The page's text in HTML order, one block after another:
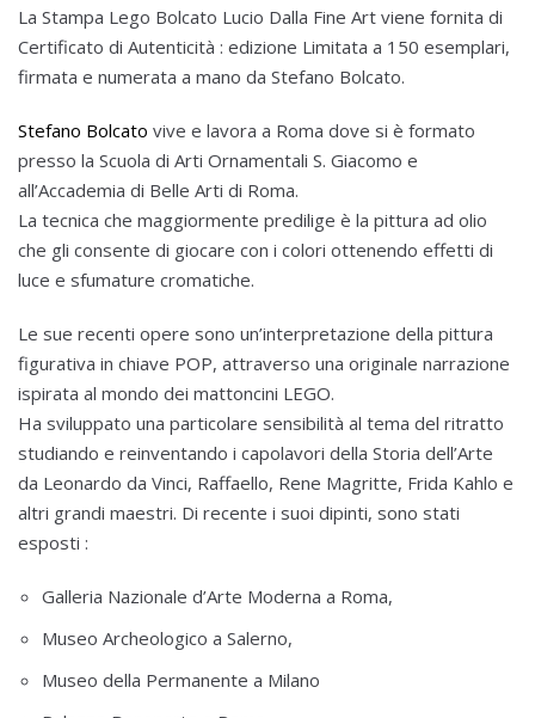
La Stampa Lego Bolcato Lucio Dalla Fine Art viene fornita di
Certificato di Autenticità : edizione Limitata a 150 esemplari,
firmata e numerata a mano da Stefano Bolcato.
Stefano Bolcato vive e lavora a Roma dove si è formato
presso la Scuola di Arti Ornamentali S. Giacomo e
all’Accademia di Belle Arti di Roma.
La tecnica che maggiormente predilige è la pittura ad olio
che gli consente di giocare con i colori ottenendo effetti di
luce e sfumature cromatiche.
Le sue recenti opere sono un’interpretazione della pittura
figurativa in chiave POP, attraverso una originale narrazione
ispirata al mondo dei mattoncini LEGO.
Ha sviluppato una particolare sensibilità al tema del ritratto
studiando e reinventando i capolavori della Storia dell’Arte
da Leonardo da Vinci, Raffaello, Rene Magritte, Frida Kahlo e
altri grandi maestri. Di recente i suoi dipinti, sono stati
esposti :
Galleria Nazionale d’Arte Moderna a Roma,
Museo Archeologico a Salerno,
Museo della Permanente a Milano